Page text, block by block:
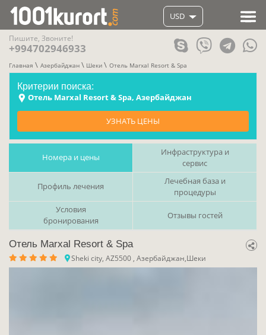
USD
Пишите, Звоните!
+994702946933
Главная Азербайджан Шеки Отель Marxal Resort & Spa
Критерии поиска:
Отель Marxal Resort & Spa, Азербайджан
УЗНАТЬ ЦЕНЫ
Номера и цены
Инфраструктура и
сервис
Профиль лечения
Лечебная база и
процедуры
Условия
бронирования
Отзывы гостей
Отель Marxal Resort & Spa
Sheki city, AZ5500 , Азербайджан,Шеки